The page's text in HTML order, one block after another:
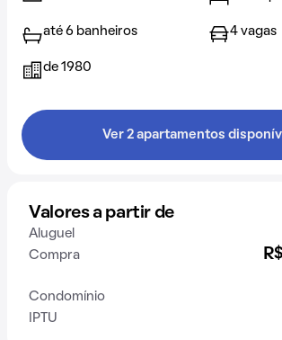
até 6 banheiros 4 vagas
de 1980
Ver 2 apartamentos
Valores a partir de
Aluguel
Compra
Condomínio
IPTU